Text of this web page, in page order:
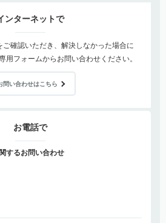
ンターネットで
ご確認いただき、解決しなかった場合に
用フォームからお問い合わせください。
問い合わせはこちら
お電話で
するお問い合わせ